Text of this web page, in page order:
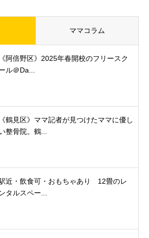
ママコラム
《阿倍野区》2025年春開校のフリースク
ル＠Da...
《鶴見区》ママ記者が見つけたママに優し
整骨院。鶴...
近・飲食可・おもちゃあり 12畳のレ
ンタルスペー...